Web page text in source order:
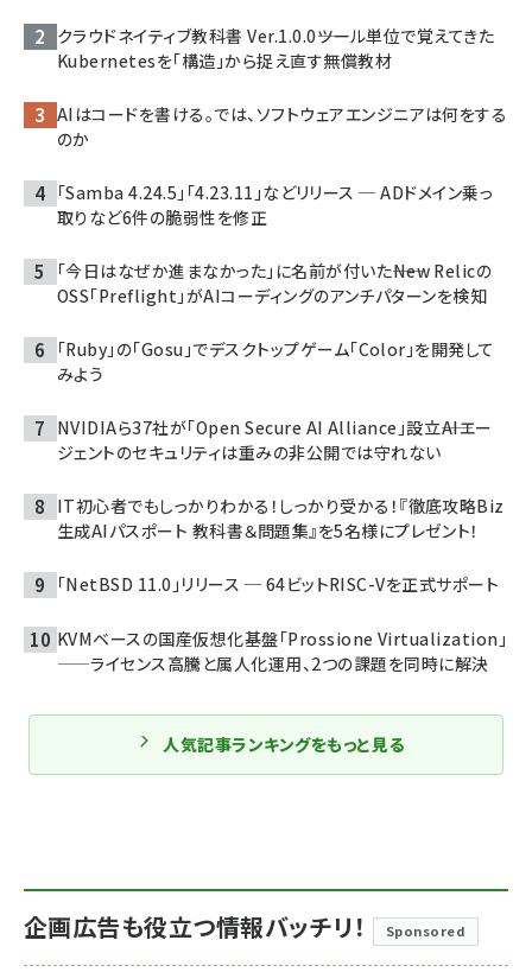
クラウドネイティブ教科書 Ver.1.0.0――ツール単位で覚えてきた
Kubernetesを「構造」から捉え直す無償教材
AIはコードを書ける。では、ソフトウェアエンジニアは何をする
のか
「Samba 4.24.5」「4.23.11」などリリース ─ ADドメイン乗っ
取りなど6件の脆弱性を修正
「今日はなぜか進まなかった」に名前が付いた――New Relicの
OSS「Preflight」がAIコーディングのアンチパターンを検知
「Ruby」の「Gosu」でデスクトップゲーム「Color」を開発して
みよう
NVIDIAら37社が「Open Secure AI Alliance」設立――AIエー
ジェントのセキュリティは重みの非公開では守れない
IT初心者でもしっかりわかる！しっかり受かる！『徹底攻略Biz
生成AIパスポート 教科書＆問題集』を5名様にプレゼント！
「NetBSD 11.0」リリース ─ 64ビットRISC-Vを正式サポート
KVMベースの国産仮想化基盤「Prossione Virtualization」
——ライセンス高騰と属人化運用、2つの課題を同時に解決
人気記事ランキングをもっと見る
企画広告も役立つ情報バッチリ！ Sponsored